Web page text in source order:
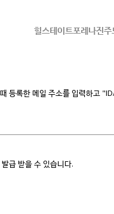
힐스테이트포레나진
등록한 메일 주소를 입력하고
급 받을 수 있습니다.